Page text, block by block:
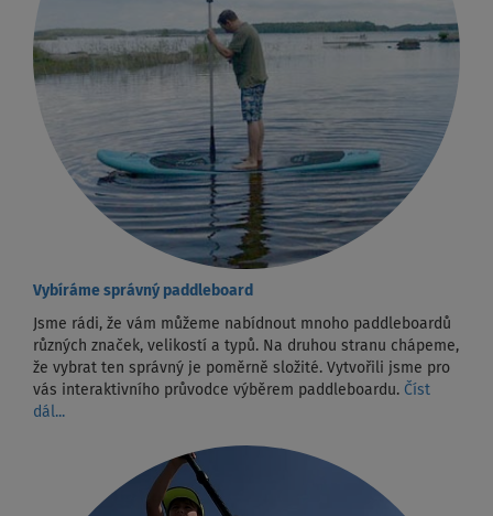
Vybíráme správný paddleboard
Jsme rádi, že vám můžeme nabídnout mnoho paddleboardů
různých značek, velikostí a typů. Na druhou stranu chápeme,
že vybrat ten správný je poměrně složité. Vytvořili jsme pro
vás interaktivního průvodce výběrem paddleboardu. Číst
dál...